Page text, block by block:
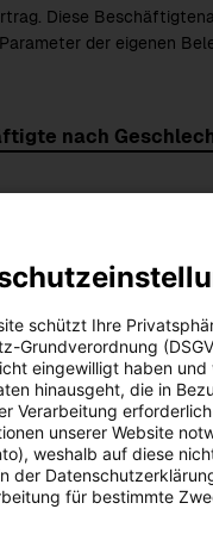
Diese
der eigenen
nach
schützt Ihre
Grundverordnung
eingewilligt haben
hinausgeht, die in
Verarbeitung
unserer Website
weshalb auf diese
der
für bestimmte